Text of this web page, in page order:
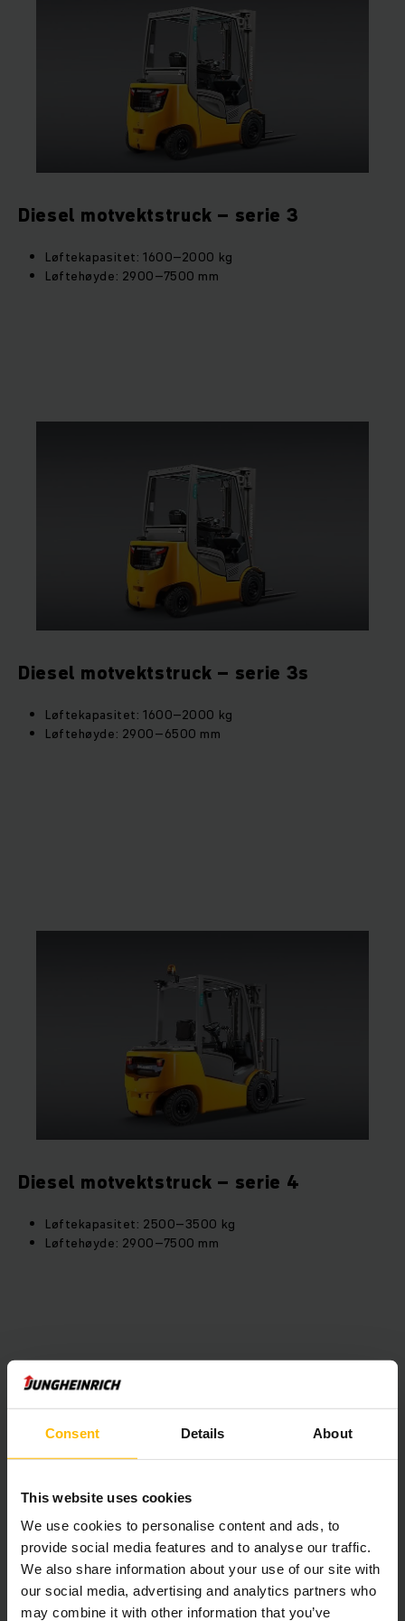
Consent Details About
This website uses cookies
We use cookies to personalise content and ads, to
provide social media features and to analyse our traffic.
We also share information about your use of our site with
our social media, advertising and analytics partners who
may combine it with other information that you’ve
samme fordelene som ved kjøp av en ny dieseltruck.
Disse gaffeltruckene er spesielt godt egnet for utendørs
varehåndtering, og de trives like godt på støvete, ujevne og
gjørmete underlag.
En diesel motvektstruck er et prisgunstig valg, og du får en
pålitelig og sterk hjelper til alle typer utendørs oppgaver.
Diesel motvektstruck – serie 3
Løftekapasitet: 1600–2000 kg
Løftehøyde: 2900–7500 mm
Diesel motvektstruck – serie 3s
Løftekapasitet: 1600–2000 kg
Løftehøyde: 2900–6500 mm
Diesel motvektstruck – serie 4
Løftekapasitet: 2500–3500 kg
Løftehøyde: 2900–7500 mm